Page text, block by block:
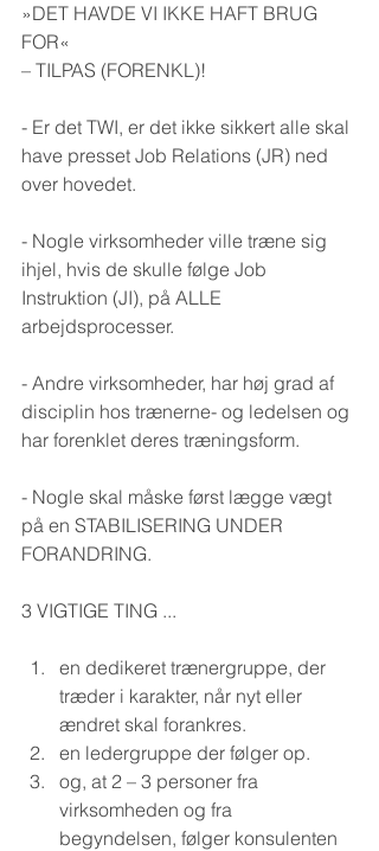
»DET HAVDE VI IKKE HAFT BRUG
FOR«
– TILPAS (FORENKL)!
- Er det TWI, er det ikke sikkert alle skal
have presset Job Relations (JR) ned
over hovedet.
- Nogle virksomheder ville træne sig
ihjel, hvis de skulle følge Job
Instruktion (JI), på ALLE
arbejdsprocesser.
- Andre virksomheder, har høj grad af
disciplin hos trænerne- og ledelsen og
har forenklet deres træningsform.
- Nogle skal måske først lægge vægt
på en STABILISERING UNDER
FORANDRING.
3 VIGTIGE TING ...
en dedikeret trænergruppe, der
træder i karakter, når nyt eller
ændret skal forankres.
en ledergruppe der følger op.
og, at 2 – 3 personer fra
virksomheden og fra
begyndelsen, følger konsulenten